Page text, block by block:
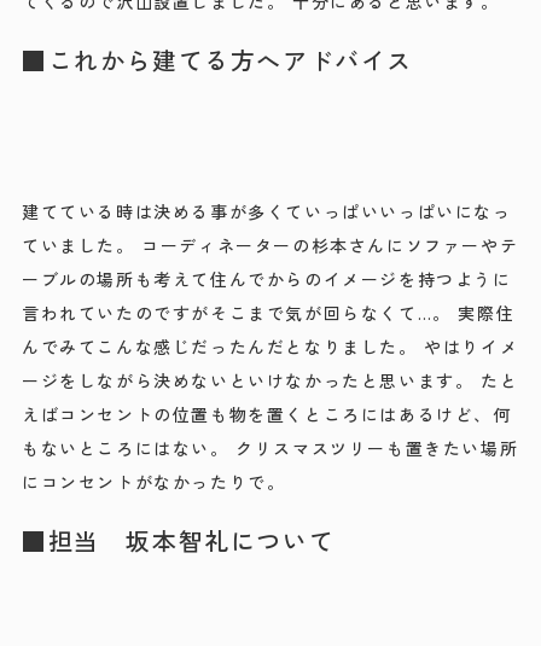
■これから建てる方へアドバイス
建てている時は決める事が多くていっぱいいっぱいになっ
ていました。 コーディネーターの杉本さんにソファーやテ
ーブルの場所も考えて住んでからのイメージを持つように
言われていたのですがそこまで気が回らなくて…。 実際住
んでみてこんな感じだったんだとなりました。 やはりイメ
ージをしながら決めないといけなかったと思います。 たと
えばコンセントの位置も物を置くところにはあるけど、何
もないところにはない。 クリスマスツリーも置きたい場所
にコンセントがなかったりで。
■担当 坂本智礼について